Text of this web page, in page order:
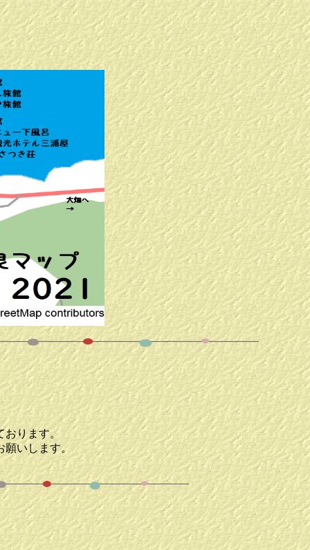
おります。
いします。